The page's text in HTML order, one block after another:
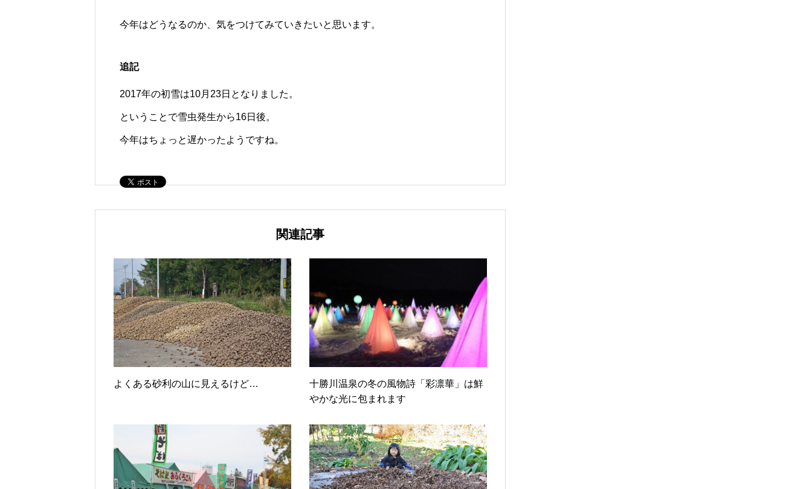
今年はどうなるのか、気をつけてみていきたいと思います。
追記
2017年の初雪は10月23日となりました。
ということで雪虫発生から16日後。
今年はちょっと遅かったようですね。
関連記事
よくある砂利の山に見えるけど…
十勝川温泉の冬の風物詩「彩凛華」は鮮
やかな光に包まれます